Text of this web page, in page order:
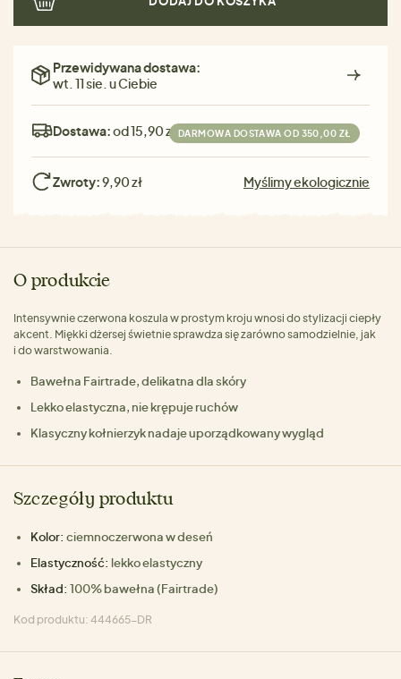
Przewidywana dostawa:
wt. 11 sie. u Ciebie
Dostawa:od 15,90 zł DARMOWA DOSTAWA OD 350,00 ZŁ
Zwroty:9,90 zł Myślimy ekologicznie
O produkcie
Intensywnie czerwona koszula w prostym kroju wnosi do stylizacji ciepły
akcent. Miękki dżersej świetnie sprawdza się zarówno samodzielnie, jak
i do warstwowania.
Bawełna Fairtrade, delikatna dla skóry
Lekko elastyczna, nie krępuje ruchów
Klasyczny kołnierzyk nadaje uporządkowany wygląd
Szczegóły produktu
Kolor: ciemnoczerwona w deseń
Elastyczność: lekko elastyczny
Skład: 100% bawełna (Fairtrade)
Kod produktu: 444665-DR